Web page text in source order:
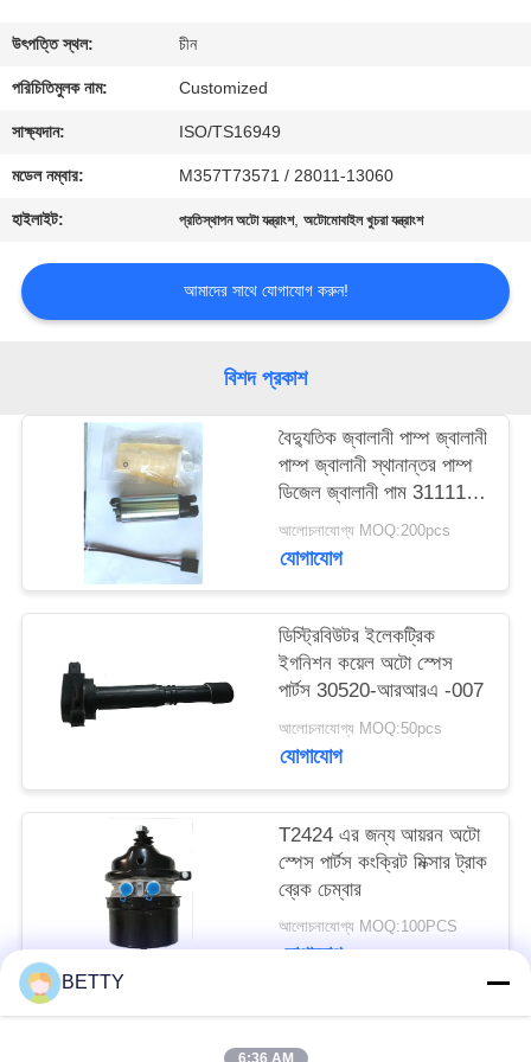
মান
নিয়ন্ত্রণ
উদ্ধৃতির
জন্য
সাইট
PRIVACY
POLICY
উৎপত্তি স্থল: চীন
পরিচিতিমুলক নাম: Customized
সাক্ষ্যদান: ISO/TS16949
মডেল নম্বার: M357T73571 / 28011-13060
হাইলাইট: প্রতিস্থাপন অটো যন্ত্রাংশ,অটোমোবাইল খুচরা যন্ত্রাংশ
আমাদের সাথে যোগাযোগ করুন!
বিশদ প্রকাশ
বৈদ্যুতিক জ্বালানী পাম্প জ্বালানী
পাম্প জ্বালানী স্থানান্তর পাম্প
ডিজেল জ্বালানী পাম 31111-
2-2000 হুন্ডাইয়ের জন্য ফিট
আলোচনাযোগ্য MOQ:200pcs
যোগাযোগ
ডিস্ট্রিবিউটর ইলেকট্রিক
ইগনিশন কয়েল অটো স্পেস
পার্টস 30520-আরআরএ -007
আলোচনাযোগ্য MOQ:50pcs
যোগাযোগ
T2424 এর জন্য আয়রন অটো
স্পেস পার্টস কংক্রিট মিক্সার ট্রাক
ব্রেক চেম্বার
আলোচনাযোগ্য MOQ:100PCS
যোগাযোগ
BETTY
6:36 AM